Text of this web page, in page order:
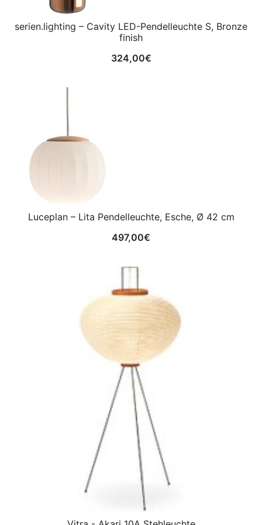
serien.lighting – Cavity LED-Pendelleuchte S, Bronze
finish
324,00€
Luceplan – Lita Pendelleuchte, Esche, Ø 42 cm
497,00€